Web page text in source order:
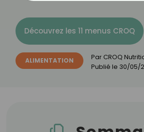
Découvrez les 11 menus CROQ
ALIMENTATION Par CROQ
Publié le 30/05/